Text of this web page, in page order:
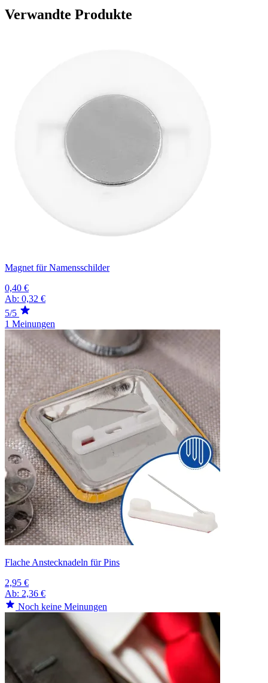
Verwandte Produkte
Magnet für Namensschilder
0,40 €
Ab: 0,32 €
5/5
1 Meinungen
Flache Anstecknadeln für Pins
2,95 €
Ab: 2,36 €
Noch keine Meinungen